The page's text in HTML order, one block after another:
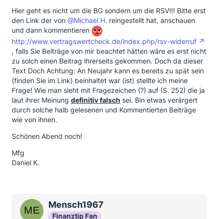
Hier geht es nicht um die BG sondern um die RSV!!! Bitte erst
den Link der von @Michael H. reingestellt hat, anschauen
und dann kommentieren
http://www.vertragswertcheck.de/index.php/rsv-widerruf
, falls Sie Beiträge von mir beachtet hätten wäre es erst nicht
zu solch einen Beitrag ihrerseits gekommen. Doch da dieser
Text Doch Achtung: An Neujahr kann es bereits zu spät sein
(finden Sie im Link) beinhaltet war (ist) stellte ich meine
Frage! Wie man sieht mit Fragezeichen (?) auf (S. 252) die ja
laut ihrer Meinung definitiv falsch sei. Bin etwas verärgert
durch solche halb gelesenen und Kommentierten Beiträge
wie von ihnen.
Schönen Abend noch!
Mfg
Daniel K.
Mensch1967
Finanztip Fan